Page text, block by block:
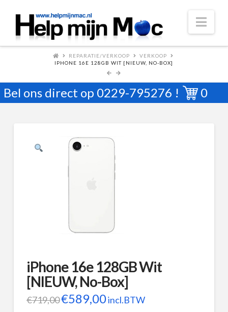
REPARATIE/VERKOOP
VERKOOP
IPHONE 16E 128GB WIT [NIEUW, NO-BOX]
Bel ons direct op 0229-795276 ! 0
iPhone 16e 128GB Wit
[NIEUW, No-Box]
€719,00Oorspronkelijke
prijs
€589,00Huidige
prijs
incl.BTW